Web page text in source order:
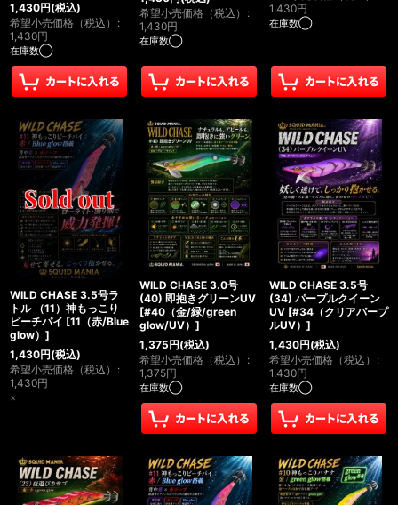
1,430円(税込)
希望小売価格（税込） :
1,430円
在庫数◯
希望小売価格（税込） :
1,430円
在庫数◯
1,430円
在庫数◯
WILD CHASE 3.5号ラ
トル （11）神もっこり
ピーチパイ [11（赤/Blue
glow） ]
1,430円(税込)
希望小売価格（税込） :
1,430円
×
WILD CHASE 3.0号
(40) 即抱きグリーンUV
[#40（金/緑/green
glow/UV） ]
1,375円(税込)
希望小売価格（税込） :
1,375円
在庫数◯
WILD CHASE 3.5号
(34) パープルクイーン
UV [#34（クリアパープ
ルUV） ]
1,430円(税込)
希望小売価格（税込） :
1,430円
在庫数◯